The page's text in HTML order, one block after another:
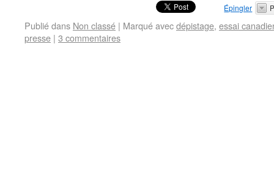
Épingler
Publié dans Non classé | Marqué avecdépistage, essai
presse | 3 commentaires